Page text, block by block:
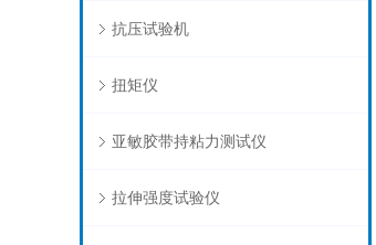
抗压试验机
扭矩仪
亚敏胶带持粘力测试仪
拉伸强度试验仪